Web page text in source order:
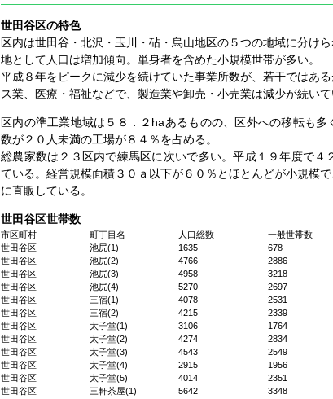
世田谷区の特色
区内は世田谷・北沢・玉川・砧・烏山地区の５つの地域に分け
地として人口は増加傾向。単身者を含めた小規模世帯が多い。
平成８年をピークに減少を続けていた事業所数が、若干ではあ
ス業、医療・福祉などで、製造業や卸売・小売業は減少が続いて
区内の準工業地域は５８．２haあるものの、区外への移転も
数が２０人未満の工場が８４％を占める。
総農家数は２３区内で練馬区に次いで多い。平成１９年度で
ている。経営規模面積３０ａ以下が６０％とほとんどが小規模
に直販している。
世田谷区世帯数
市区町村 町丁目名 人口総数 一般世帯数
世田谷区
池尻(1) 1635 678
世田谷区
池尻(2) 4766 2886
世田谷区
池尻(3) 4958 3218
世田谷区
池尻(4) 5270 2697
世田谷区
三宿(1) 4078 2531
世田谷区
三宿(2) 4215 2339
世田谷区
太子堂(1) 3106 1764
世田谷区
太子堂(2) 4274 2834
世田谷区
太子堂(3) 4543 2549
世田谷区
太子堂(4) 2915 1956
世田谷区
太子堂(5) 4014 2351
世田谷区
三軒茶屋(1) 5642 3348